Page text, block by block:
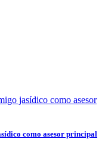
como asesor principal